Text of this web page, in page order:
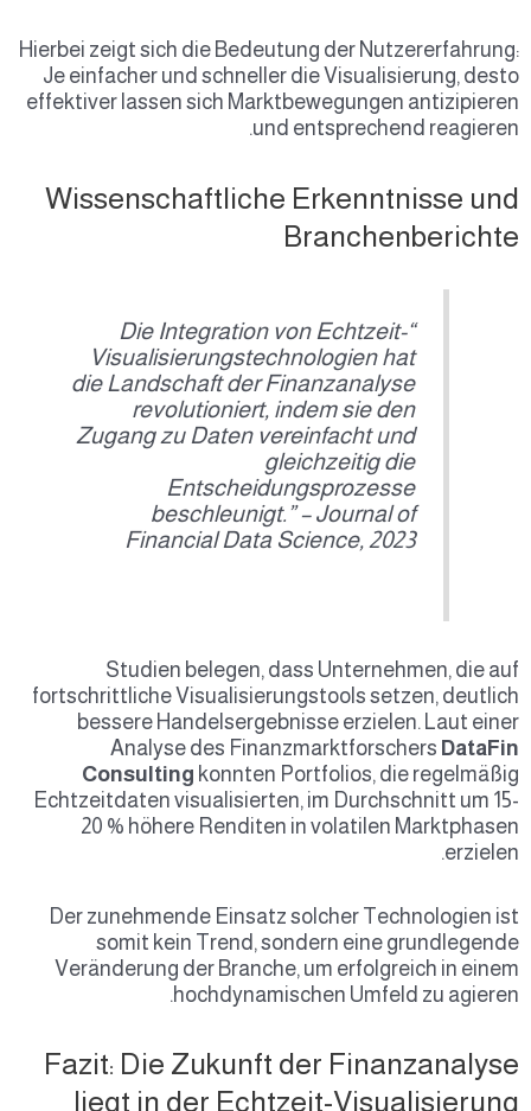
Hierbei zeigt sich die Bedeutung der Nutzererfahrung:
Je einfacher und schneller die Visualisierung, desto
effektiver lassen sich Marktbewegungen antizipieren
und entsprechend reagieren.
Wissenschaftliche Erkenntnisse und
Branchenberichte
“Die Integration von Echtzeit-
Visualisierungstechnologien hat
die Landschaft der Finanzanalyse
revolutioniert, indem sie den
Zugang zu Daten vereinfacht und
gleichzeitig die
Entscheidungsprozesse
beschleunigt.” –Journal of
Financial Data Science, 2023
Studien belegen, dass Unternehmen, die auf
fortschrittliche Visualisierungstools setzen, deutlich
bessere Handelsergebnisse erzielen. Laut einer
Analyse des FinanzmarktforschersDataFin
Consultingkonnten Portfolios, die regelmäßig
Echtzeitdaten visualisierten, im Durchschnitt um 15-
20 % höhere Renditen in volatilen Marktphasen
erzielen.
Der zunehmende Einsatz solcher Technologien ist
somit kein Trend, sondern eine grundlegende
Veränderung der Branche, um erfolgreich in einem
hochdynamischen Umfeld zu agieren.
Fazit: Die Zukunft der Finanzanalyse
liegt in der Echtzeit-Visualisierung